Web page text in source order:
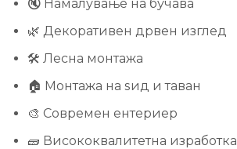
🔇 Намалување на бучава
🌿 Декоративен дрвен изглед
🛠️ Лесна монтажа
🏠 Монтажа на ѕид и таван
🎨 Современ ентериер
🧱 Висококвалитетна изработка